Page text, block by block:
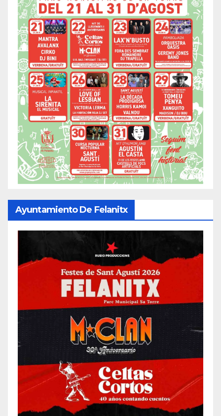
Ayuntamiento De Felanitx